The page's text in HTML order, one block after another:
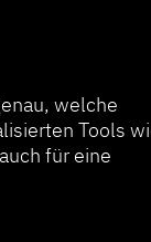
welche
Tools
für eine